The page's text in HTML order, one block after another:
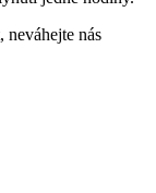
neváhejte nás